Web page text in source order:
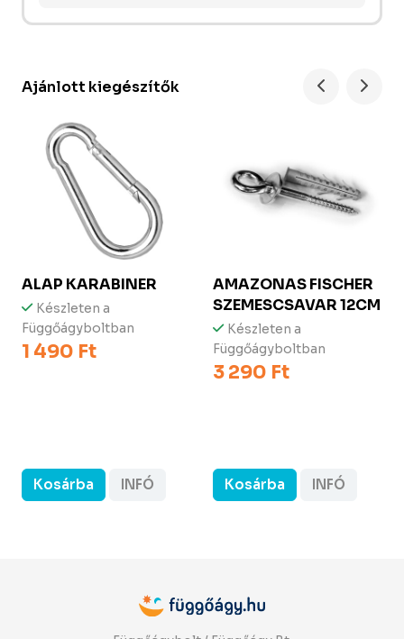
Ajánlott kiegészítők
ALAP KARABINER
Készleten a
Függőágyboltban
1 490 Ft
Kosárba INFÓ
AMAZONAS FISCHER
SZEMESCSAVAR 12CM
Készleten a
Függőágyboltban
3 290 Ft
Kosárba INFÓ